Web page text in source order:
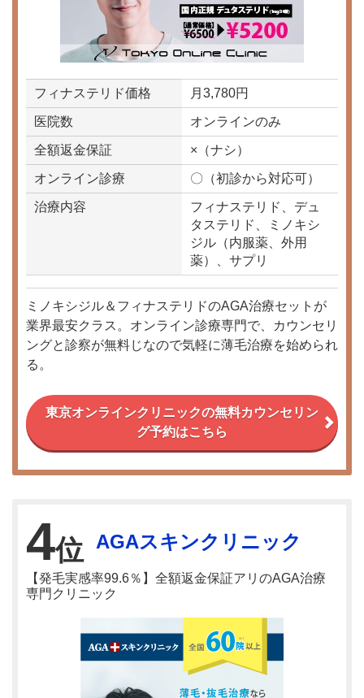
フィナステリド価格 月3,780円
医院数 オンラインのみ
全額返金保証 ×（ナシ）
オンライン診療 〇（初診から対応可）
治療内容
フィナステリド、デュ
タステリド、ミノキシ
ジル（内服薬、外用
薬）、サプリ
ミノキシジル＆フィナステリドのAGA治療セットが
業界最安クラス。オンライン診療専門で、カウンセリ
ングと診察が無料じなので気軽に薄毛治療を始められ
る。
東京オンラインクリニックの無料カウンセリン
グ予約はこちら
4位 AGAスキンクリニック
【発毛実感率99.6％】全額返金保証アリのAGA治療
専門クリニック